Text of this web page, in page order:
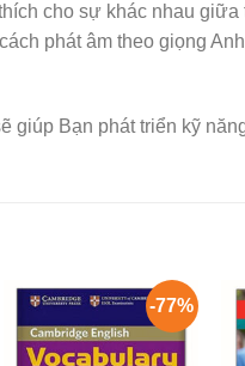
cho sự khác nhau
phát âm theo giọng
giúp Bạn phát triển kỹ
-77%